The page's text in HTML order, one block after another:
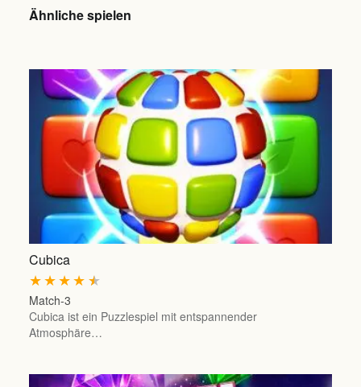
Ähnliche spielen
Cubica
★
★
★
★
★
Match-3
Cubica ist ein Puzzlespiel mit entspannender
Atmosphäre…